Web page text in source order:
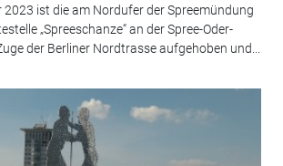
2023 ist die am Nordufer der Spreemündung
„Spreeschanze“ an der Spree-Oder-
der Berliner Nordtrasse aufgehoben und...